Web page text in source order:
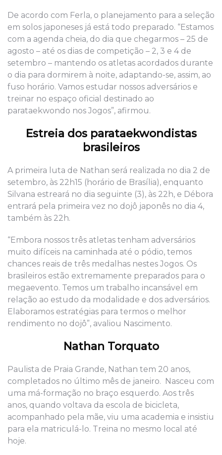
De acordo com Ferla, o planejamento para a seleção
em solos japoneses já está todo preparado. “Estamos
com a agenda cheia, do dia que chegarmos – 25 de
agosto – até os dias de competição – 2, 3 e 4 de
setembro – mantendo os atletas acordados durante
o dia para dormirem à noite, adaptando-se, assim, ao
fuso horário. Vamos estudar nossos adversários e
treinar no espaço oficial destinado ao
parataekwondo nos Jogos”, afirmou.
Estreia dos parataekwondistas
brasileiros
A primeira luta de Nathan será realizada no dia 2 de
setembro, às 22h15 (horário de Brasília), enquanto
Silvana estreará no dia seguinte (3), às 22h, e Débora
entrará pela primeira vez no dojô japonês no dia 4,
também às 22h.
“Embora nossos três atletas tenham adversários
muito difíceis na caminhada até o pódio, temos
chances reais de três medalhas nestes Jogos. Os
brasileiros estão extremamente preparados para o
megaevento. Temos um trabalho incansável em
relação ao estudo da modalidade e dos adversários.
Elaboramos estratégias para termos o melhor
rendimento no dojô”, avaliou Nascimento.
Nathan Torquato
Paulista de Praia Grande, Nathan tem 20 anos,
completados no último mês de janeiro. Nasceu com
uma má-formação no braço esquerdo. Aos três
anos, quando voltava da escola de bicicleta,
acompanhado pela mãe, viu uma academia e insistiu
para ela matriculá-lo. Treina no mesmo local até
hoje.